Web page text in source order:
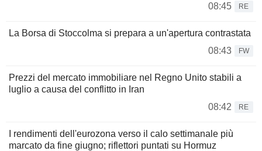
08:45
RE
La Borsa di Stoccolma si prepara a un'apertura contrastata
08:43
FW
Prezzi del mercato immobiliare nel Regno Unito stabili a
luglio a causa del conflitto in Iran
08:42
RE
I rendimenti dell'eurozona verso il calo settimanale più
marcato da fine giugno; riflettori puntati su Hormuz